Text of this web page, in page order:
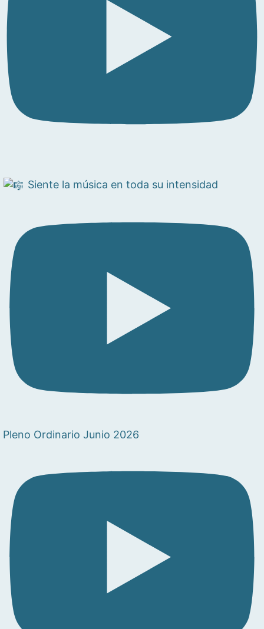
Siente la música en toda su intensidad
Pleno Ordinario Junio 2026